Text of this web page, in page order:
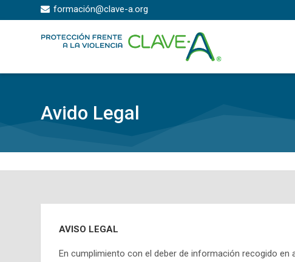
Skip to navigation
Skip to search form
Skip to login form
Skip to footer
Salta al contenido principal
formación@clave-a.org
Avido Legal
AVISO LEGAL
En cumplimiento con el deber de información recogido en